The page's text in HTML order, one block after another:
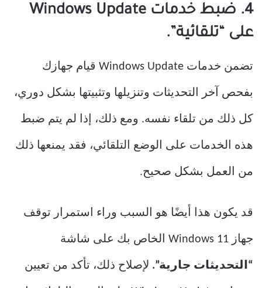
4. ضبط خدمات Windows Update
على “تلقائية”.
تضمن خدمات Windows Update قيام جهازك
بفحص آخر التحديثات وتنزيلها وتثبيتها بشكل دوري،
كل ذلك من تلقاء نفسه. ومع ذلك، إذا لم يتم ضبط
هذه الخدمات على الوضع التلقائي، فقد يمنعها ذلك
من العمل بشكل صحيح.
قد يكون هذا أيضًا هو السبب وراء استمرار توقف
جهاز Windows 11 الخاص بك على شاشة
“التحديثات جارية”. لإصلاح ذلك، تأكد من تعيين